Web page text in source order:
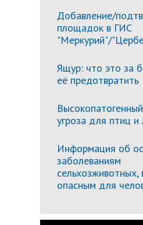
Добавление/
площадок в ГИС
"Меркурий"/
Ящур: что это за
её предотвратить
угроза для птиц
Информация об
заболеваниям
сельхозживотных,
опасным для